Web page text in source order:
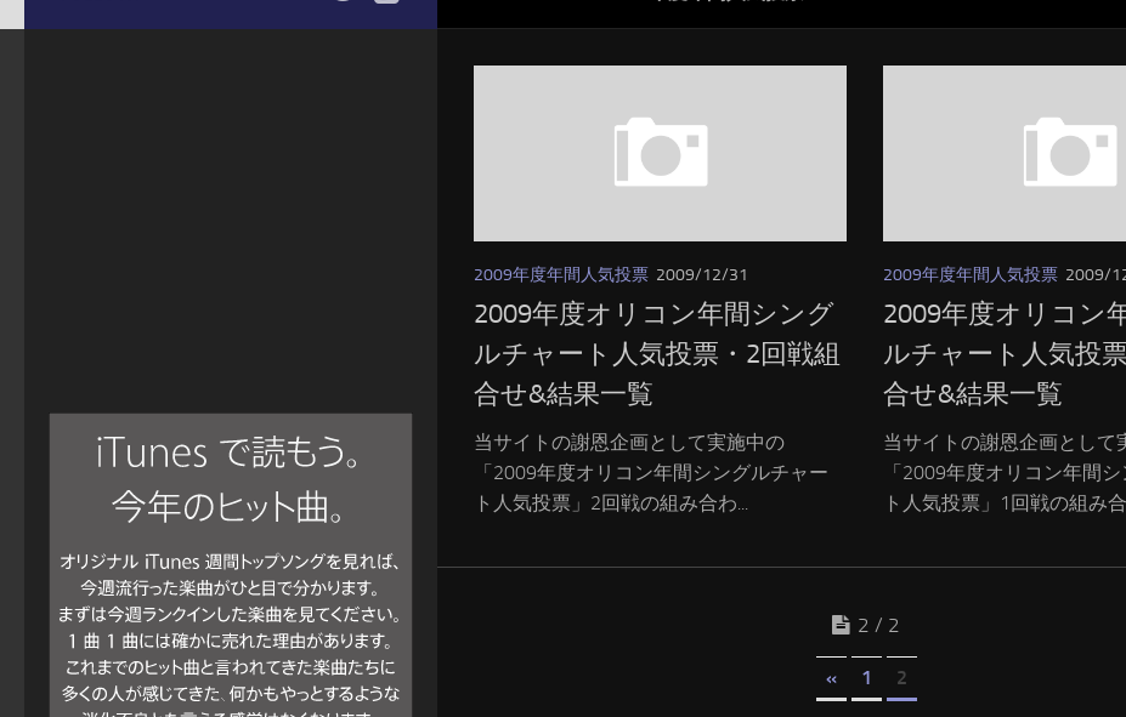
2009年度年間人気投票 2009/12/31
2009年度オリコン年間シング
ルチャート人気投票・2回戦組
合せ&結果一覧
当サイトの謝恩企画として実施中の
「2009年度オリコン年間シングルチャー
ト人気投票」2回戦の組み合わ...
2009年度年間人気投票 2009/
2009年度オリコン
ルチャート人気投
合せ&結果一覧
当サイトの謝恩企画として
「2009年度オリコン年間
ト人気投票」1回戦の組み
2 / 2
« 1 2